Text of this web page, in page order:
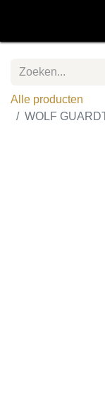
Alle producten
WOLF